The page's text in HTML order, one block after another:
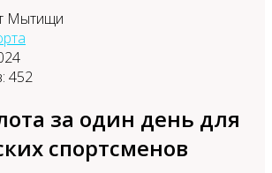
Мытищи
452
за один день для
спортсменов